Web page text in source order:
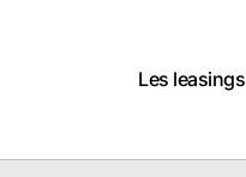
Les leasings